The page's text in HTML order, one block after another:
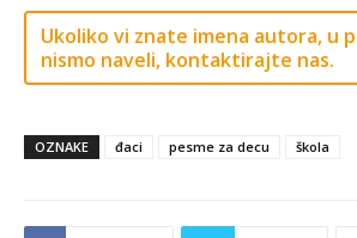
Ukoliko vi znate imena autora, u
nismo naveli, kontaktirajte nas.
OZNAKE đaci pesme za decu škola